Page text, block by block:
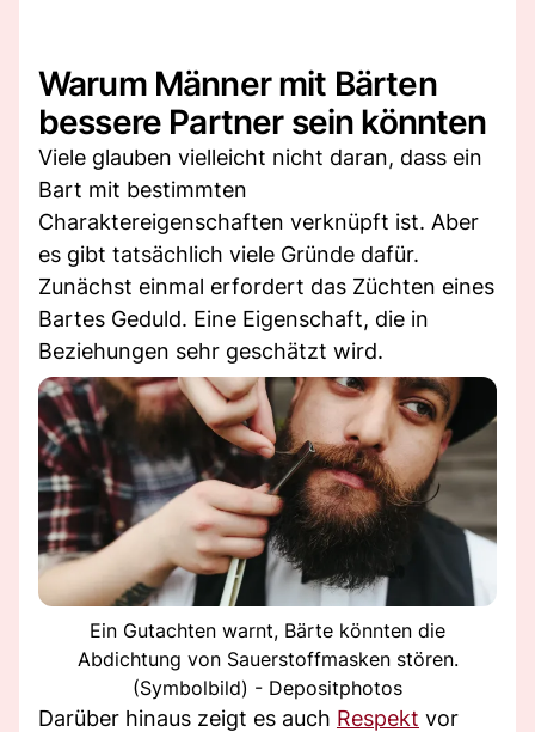
Warum Männer mit Bärten
bessere Partner sein könnten
Viele glauben vielleicht nicht daran, dass ein
Bart mit bestimmten
Charaktereigenschaften verknüpft ist. Aber
es gibt tatsächlich viele Gründe dafür.
Zunächst einmal erfordert das Züchten eines
Bartes Geduld. Eine Eigenschaft, die in
Beziehungen sehr geschätzt wird.
Ein Gutachten warnt, Bärte könnten die
Abdichtung von Sauerstoffmasken stören.
(Symbolbild) - Depositphotos
Darüber hinaus zeigt es auch Respekt vor